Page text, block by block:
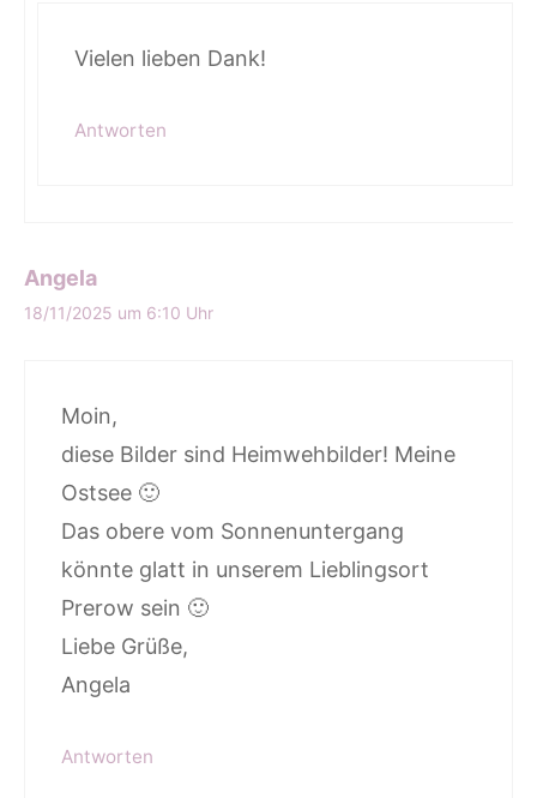
Vielen lieben Dank!
Antworten
Angela
18/11/2025 um 6:10 Uhr
Moin,
diese Bilder sind Heimwehbilder! Meine
Ostsee 🙂
Das obere vom Sonnenuntergang
könnte glatt in unserem Lieblingsort
Prerow sein 🙂
Liebe Grüße,
Angela
Antworten